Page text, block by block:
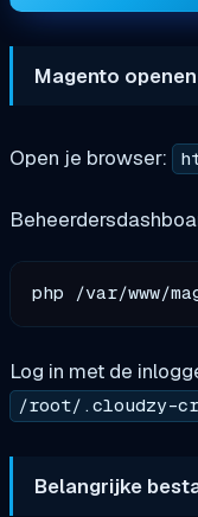
Magento openen
Open je browser:
Log in met de
/root/.cloudzy-
Belangrijke